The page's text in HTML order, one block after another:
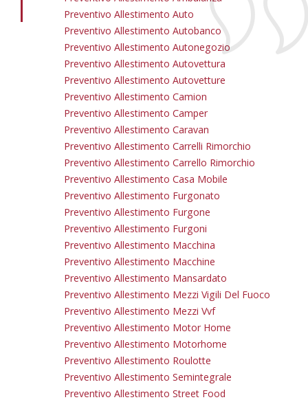
Preventivo Allestimento Auto
Preventivo Allestimento Autobanco
Preventivo Allestimento Autonegozio
Preventivo Allestimento Autovettura
Preventivo Allestimento Autovetture
Preventivo Allestimento Camion
Preventivo Allestimento Camper
Preventivo Allestimento Caravan
Preventivo Allestimento Carrelli Rimorchio
Preventivo Allestimento Carrello Rimorchio
Preventivo Allestimento Casa Mobile
Preventivo Allestimento Furgonato
Preventivo Allestimento Furgone
Preventivo Allestimento Furgoni
Preventivo Allestimento Macchina
Preventivo Allestimento Macchine
Preventivo Allestimento Mansardato
Preventivo Allestimento Mezzi Vigili Del Fuoco
Preventivo Allestimento Mezzi Vvf
Preventivo Allestimento Motor Home
Preventivo Allestimento Motorhome
Preventivo Allestimento Roulotte
Preventivo Allestimento Semintegrale
Preventivo Allestimento Street Food